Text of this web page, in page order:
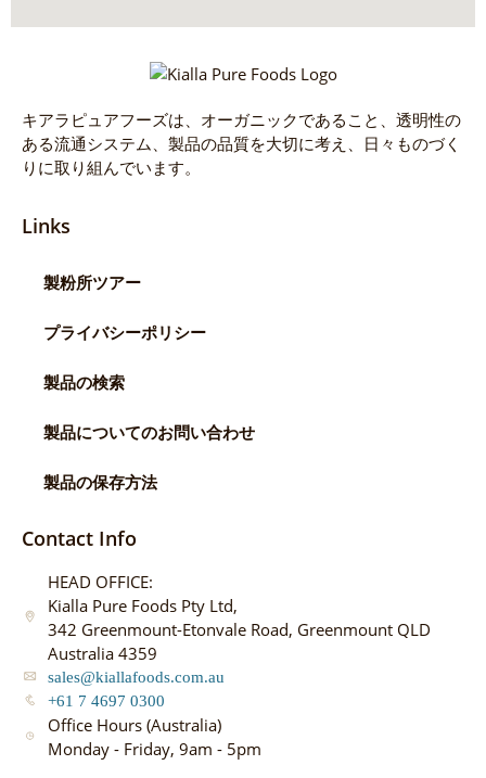
キアラピュアフーズは、オーガニックであること、透明性の
ある流通システム、製品の品質を大切に考え、日々ものづく
りに取り組んでいます。
Links
製粉所ツアー
プライバシーポリシー
製品の検索
製品についてのお問い合わせ
製品の保存方法
Contact Info
HEAD OFFICE:
Kialla Pure Foods Pty Ltd,
342 Greenmount-Etonvale Road, Greenmount QLD
Australia 4359
sales@kiallafoods.com.au
+61 7 4697 0300
Office Hours (Australia)
Monday - Friday, 9am - 5pm